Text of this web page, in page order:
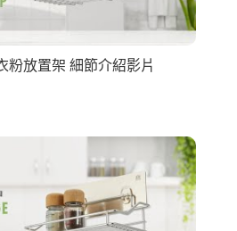
粉放置架 細節介紹影片